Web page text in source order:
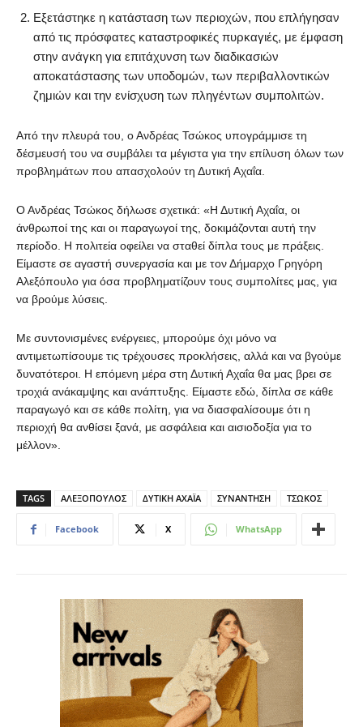
Εξετάστηκε η κατάσταση των περιοχών, που επλήγησαν
από τις πρόσφατες καταστροφικές πυρκαγιές, με έμφαση
στην ανάγκη για επιτάχυνση των διαδικασιών
αποκατάστασης των υποδομών, των περιβαλλοντικών
ζημιών και την ενίσχυση των πληγέντων συμπολιτών.
Από την πλευρά του, ο Ανδρέας Τσώκος υπογράμμισε τη
δέσμευσή του να συμβάλει τα μέγιστα για την επίλυση όλων των
προβλημάτων που απασχολούν τη Δυτική Αχαΐα.
Ο Ανδρέας Τσώκος δήλωσε σχετικά: «Η Δυτική Αχαΐα, οι
άνθρωποί της και οι παραγωγοί της, δοκιμάζονται αυτή την
περίοδο. Η πολιτεία οφείλει να σταθεί δίπλα τους με πράξεις.
Είμαστε σε αγαστή συνεργασία και με τον Δήμαρχο Γρηγόρη
Αλεξόπουλο για όσα προβληματίζουν τους συμπολίτες μας, για
να βρούμε λύσεις.
Με συντονισμένες ενέργειες, μπορούμε όχι μόνο να
αντιμετωπίσουμε τις τρέχουσες προκλήσεις, αλλά και να βγούμε
δυνατότεροι. Η επόμενη μέρα στη Δυτική Αχαΐα θα μας βρει σε
τροχιά ανάκαμψης και ανάπτυξης. Είμαστε εδώ, δίπλα σε κάθε
παραγωγό και σε κάθε πολίτη, για να διασφαλίσουμε ότι η
περιοχή θα ανθίσει ξανά, με ασφάλεια και αισιοδοξία για το
μέλλον».
TAGS ΑΛΕΞΟΠΟΥΛΟΣ ΔΥΤΙΚΗ ΑΧΑΪΑ ΣΥΝΑΝΤΗΣΗ ΤΣΩΚΟΣ
Facebook X WhatsApp